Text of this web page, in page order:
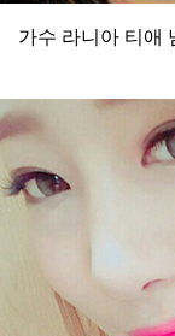
가수 라니아 티애